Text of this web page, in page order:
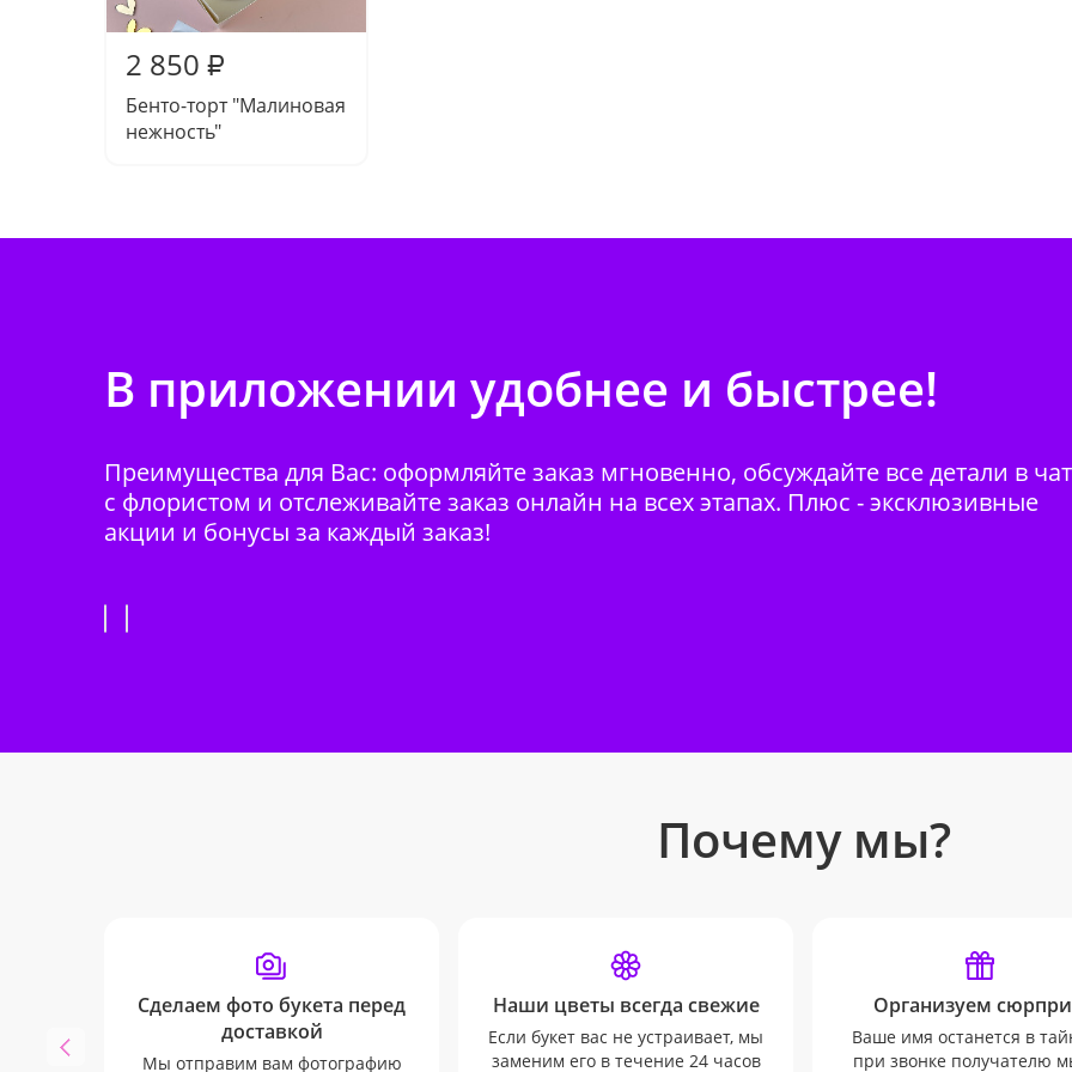
2 850 ₽
Бенто-торт "Малиновая
нежность"
В приложении удобнее и быстрее!
Преимущества для Вас: оформляйте заказ мгновенно, обсуждайте все детали в
с флористом и отслеживайте заказ онлайн на всех этапах. Плюс - эксклюзивные
акции и бонусы за каждый заказ!
Почему мы?
Сделаем фото букета перед
доставкой
Мы отправим вам фотографию
Наши цветы всегда свежие
Если букет вас не устраивает, мы
заменим его в течение 24 часов
Организуем
Ваше имя останется в
при звонке получателю